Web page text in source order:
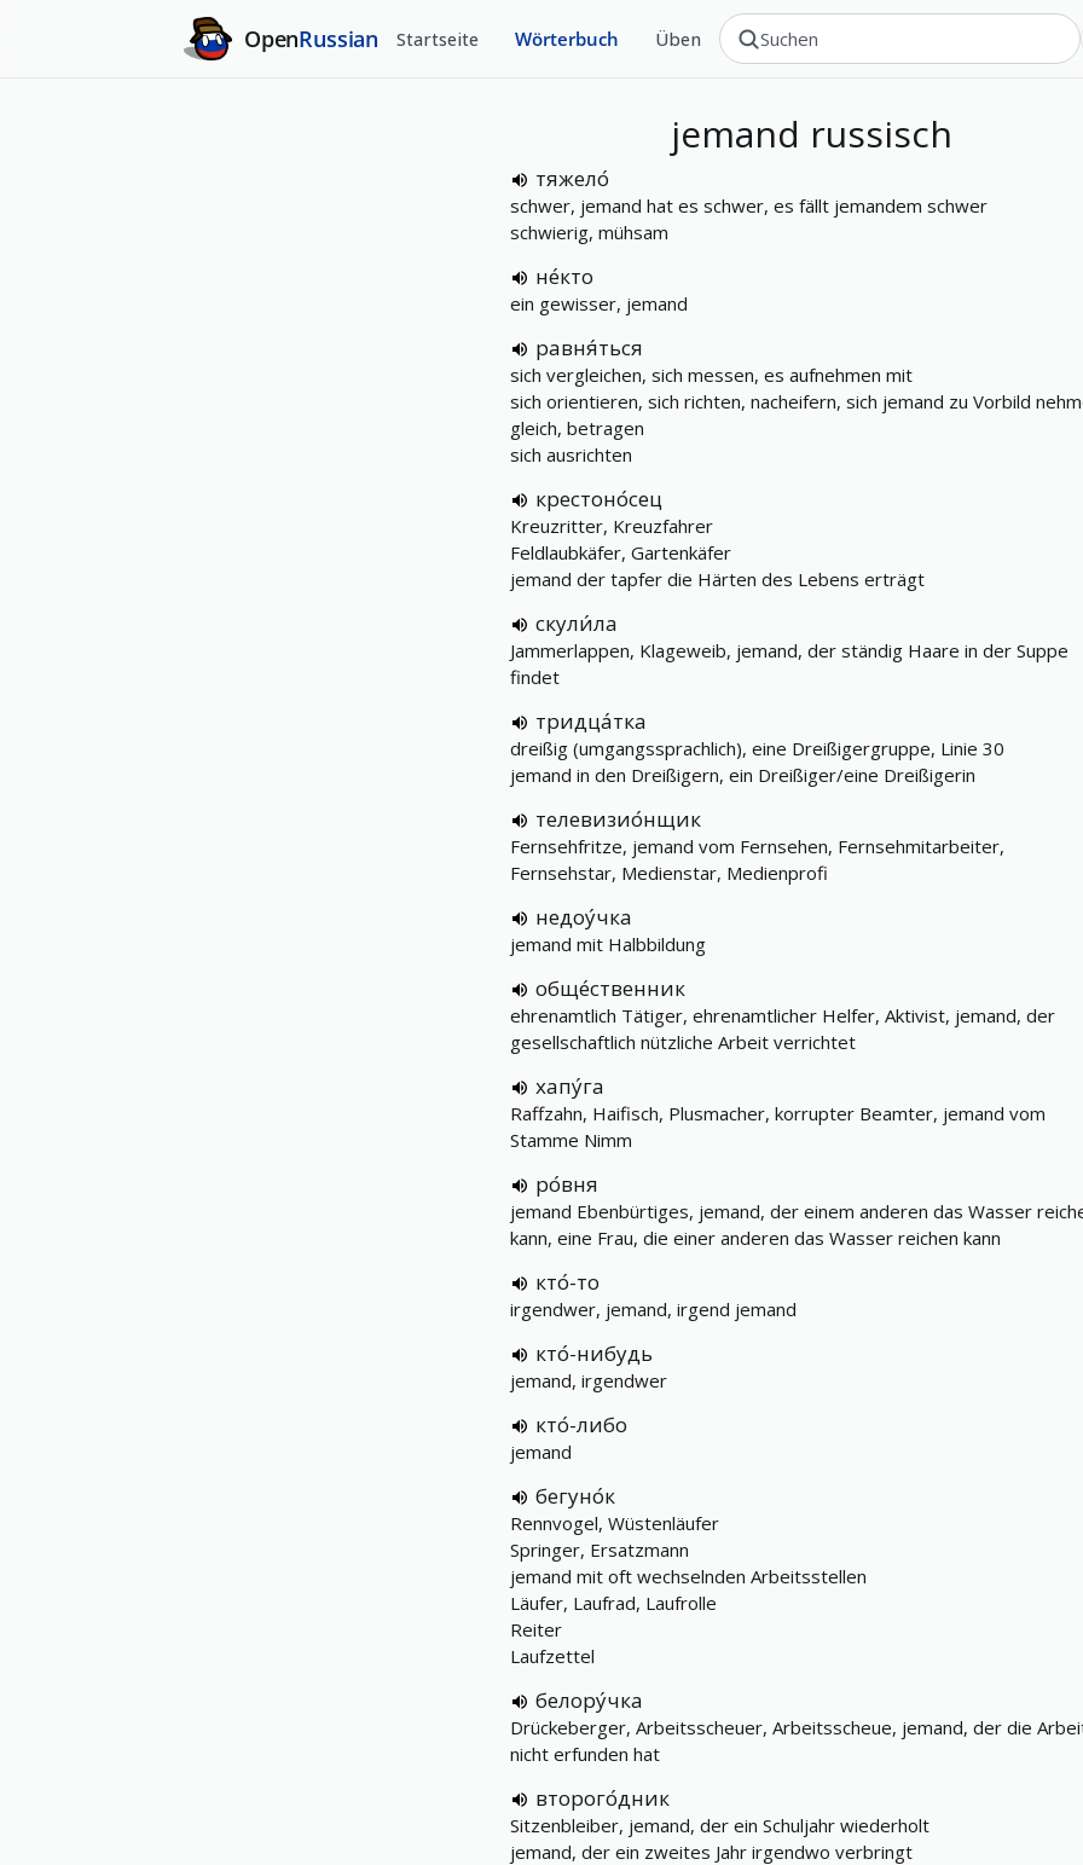
OpenRussian Startseite Wörterbuch Üben
jemand russisch
тяжело́
schwer, jemand hat es schwer, es fällt jemandem schwer
schwierig, mühsam
не́кто
ein gewisser, jemand
равня́ться
sich vergleichen, sich messen, es aufnehmen mit
sich оrientieren, sich richten, nacheifern, sich jemand zu Vorbild
gleich, betragen
sich ausrichten
крестоно́сец
Kreuzritter, Kreuzfahrer
Feldlaubkäfer, Gartenkäfer
jemand der tapfer die Härten des Lebens erträgt
скули́ла
Jammerlappen, Klageweib, jemand, der ständig Haare in der Suppe
findet
тридца́тка
dreißig (umgangssprachlich), eine Dreißigergruppe, Linie 30
jemand in den Dreißigern, ein Dreißiger/eine Dreißigerin
телевизио́нщик
Fernsehfritze, jemand vom Fernsehen, Fernsehmitarbeiter,
Fernsehstar, Medienstar, Medienprofi
недоу́чка
jemand mit Halbbildung
обще́ственник
ehrenamtlich Tätiger, ehrenamtlicher Helfer, Aktivist, jemand, der
gesellschaftlich nützliche Arbeit verrichtet
хапу́га
Raffzahn, Haifisch, Plusmacher, korrupter Beamter, jemand vom
Stamme Nimm
ро́вня
jemand Ebenbürtiges, jemand, der einem anderen das Wasser
kann, eine Frau, die einer anderen das Wasser reichen kann
кто́-то
irgendwer, jemand, irgend jemand
кто́-нибудь
jemand, irgendwer
кто́-либо
jemand
бегуно́к
Rennvogel, Wüstenläufer
Springer, Ersatzmann
jemand mit oft wechselnden Arbeitsstellen
Läufer, Laufrad, Laufrolle
Reiter
Laufzettel
белору́чка
Drückeberger, Arbeitsscheuer, Arbeitsscheue, jemand, der die
nicht erfunden hat
второго́дник
Sitzenbleiber, jemand, der ein Schuljahr wiederholt
jemand, der ein zweites Jahr irgendwo verbringt